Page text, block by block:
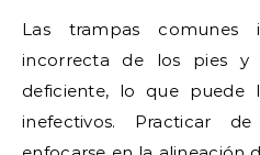
Las trampas comunes
incorrecta de los pies y
deficiente, lo que puede
inefectivos. Practicar